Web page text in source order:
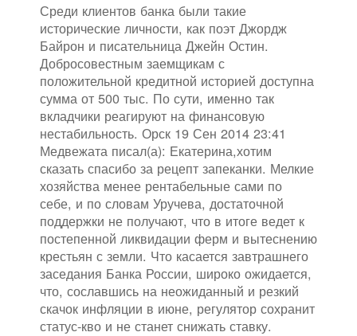
Среди клиентов банка были такие
исторические личности, как поэт Джордж
Байрон и писательница Джейн Остин.
Добросовестным заемщикам с
положительной кредитной историей доступна
сумма от 500 тыс. По сути, именно так
вкладчики реагируют на финансовую
нестабильность. Орск 19 Сен 2014 23:41
Медвежата писал(а): Екатерина,хотим
сказать спасибо за рецепт запеканки. Мелкие
хозяйства менее рентабельные сами по
себе, и по словам Уручева, достаточной
поддержки не получают, что в итоге ведет к
постепенной ликвидации ферм и вытеснению
крестьян с земли. Что касается завтрашнего
заседания Банка России, широко ожидается,
что, сославшись на неожиданный и резкий
скачок инфляции в июне, регулятор сохранит
статус-кво и не станет снижать ставку.